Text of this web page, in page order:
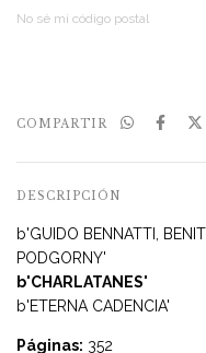
No sé mi código postal
COMPARTIR
DESCRIPCIÓN
b'GUIDO BENNATTI,
PODGORNY'
b'CHARLATANES'
b'ETERNA CADENCIA'
Páginas: 352